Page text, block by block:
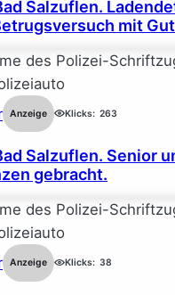
Salzuflen.
mit
Anzeige Klicks: 263
Salzuflen. Senior
gebracht.
Anzeige Klicks: 38